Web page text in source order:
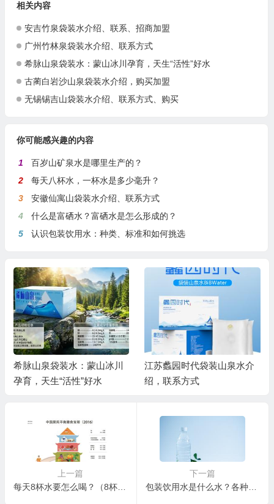
相关内容
安吉竹泉袋装水介绍、联系、招商加盟
广州竹林泉袋装水介绍、联系方式
希脉山泉袋装水：蒙山冰川孕育，天生“活性”好水
古蔺白岩沙山泉袋装水介绍，购买加盟
无锡锡吉山袋装水介绍、联系方式、购买
你可能感兴趣的内容
1
百岁山矿泉水是哪里生产的？
2
每天八杯水，一杯水是多少毫升？
3
安徽仙寓山袋装水介绍、联系方式
4
什么是富硒水？富硒水是怎么形成的？
5
认识包装饮用水：种类、标准和如何挑选
水：蒙山冰川
活性”好水
江苏蠡园时代袋装山泉水介
绍，联系方式
常州漪江福
上一篇
每天8杯水要怎么喝？（8杯水正确喝水时间表）
下一篇
包装饮用水是什么水？各种包装饮用水有什么区别？